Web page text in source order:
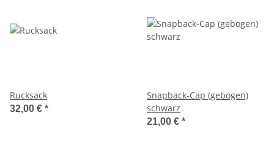
Rucksack
32,00 € *
Snapback-Cap (gebogen)
schwarz
21,00 € *